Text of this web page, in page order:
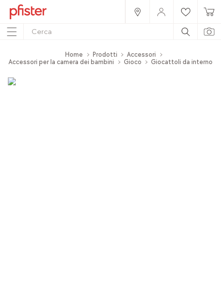
Home Prodotti
Accessori
Accessori per la camera dei bambini
Gioco Giocattoli da interno